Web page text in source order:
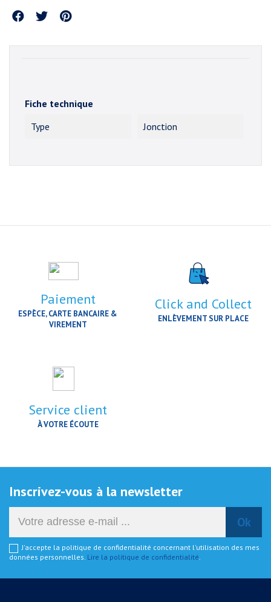
Partager
Fiche technique
Type
Jonction
Paiement
ESPÈCE, CARTE BANCAIRE &
VIREMENT
Click and Collect
ENLÈVEMENT SUR PLACE
Service client
À VOTRE ÉCOUTE
Inscrivez-vous à la newsletter
J'accepte la politique de confidentialité concernant l'utilisation des mes
données personnelles. Lire la politique de confidentialité